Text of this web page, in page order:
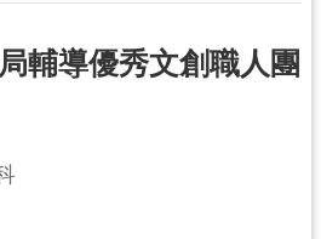
輔導優秀文創職人團